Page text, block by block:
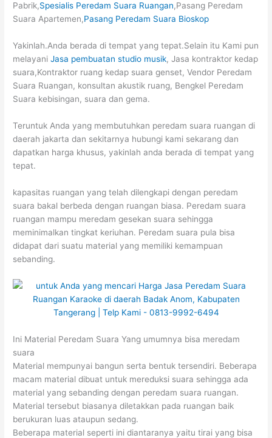
Pabrik,Spesialis Peredam Suara Ruangan,Pasang Peredam
Suara Apartemen,Pasang Peredam Suara Bioskop
Yakinlah.Anda berada di tempat yang tepat.Selain itu Kami pun
melayaniJasa pembuatan studio musik, Jasa kontraktor kedap
suara,Kontraktor ruang kedap suara genset, Vendor Peredam
Suara Ruangan, konsultan akustik ruang, Bengkel Peredam
Suara kebisingan, suara dan gema.
Teruntuk Anda yang membutuhkan peredam suara ruangan di
daerah jakarta dan sekitarnya hubungi kami sekarang dan
dapatkan harga khusus, yakinlah anda berada di tempat yang
tepat.
kapasitas ruangan yang telah dilengkapi dengan peredam
suara bakal berbeda dengan ruangan biasa. Peredam suara
ruangan mampu meredam gesekan suara sehingga
meminimalkan tingkat keriuhan. Peredam suara pula bisa
didapat dari suatu material yang memiliki kemampuan
sebanding.
Ini Material Peredam Suara Yang umumnya bisa meredam
suara
Material mempunyai bangun serta bentuk tersendiri. Beberapa
macam material dibuat untuk mereduksi suara sehingga ada
material yang sebanding dengan peredam suara ruangan.
Material tersebut biasanya diletakkan pada ruangan baik
berukuran luas ataupun sedang.
Beberapa material seperti ini diantaranya yaitu tirai yang bisa